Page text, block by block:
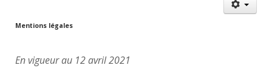
Mentions légales
En vigueur au 12 avril 2021